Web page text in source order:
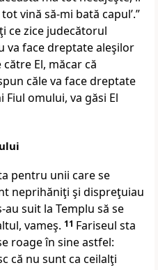
vină să-mi bată capul’.”
ce zice judecătorul
va face dreptate aleşilor
El, măcar că
căle va face dreptate
Fiul omului, va găsi El
pentru unii carese
neprihăniţi şi dispreţuiau
au suit la Templu să se
vameş. 11 Fariseul sta
roage în sine astfel:
că nu sunt ca ceilalţi